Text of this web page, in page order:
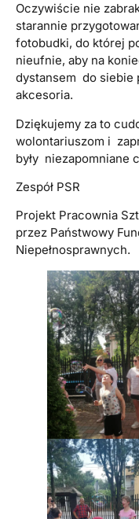
Oczywiście nie
starannie
fotobudki, do której
nieufnie, aby na
dystansem do siebie
akcesoria.
Dziękujemy za to
wolontariuszom i
były niezapomniane
Zespół PSR
Projekt Pracownia
przez Państwowy
Niepełnosprawnych.